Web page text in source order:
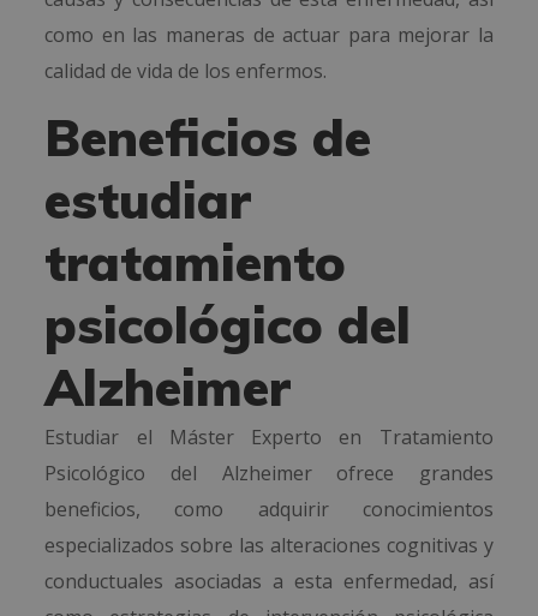
como en las maneras de actuar para mejorar la
calidad de vida de los enfermos.
Beneficios de
estudiar
tratamiento
psicológico del
Alzheimer
Estudiar el Máster Experto en Tratamiento
Psicológico del Alzheimer ofrece grandes
beneficios, como adquirir conocimientos
especializados sobre las alteraciones cognitivas y
conductuales asociadas a esta enfermedad, así